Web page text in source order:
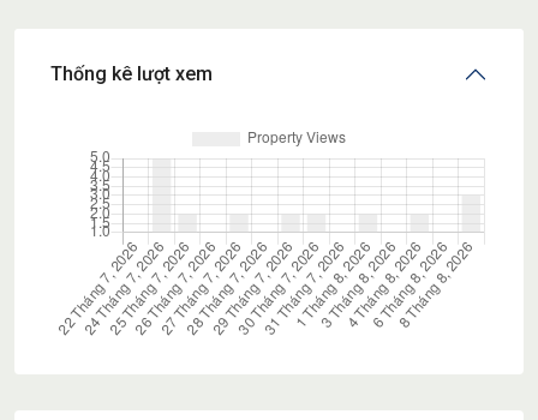
Thống kê lượt xem